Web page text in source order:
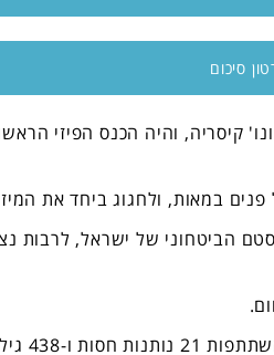
סיכום
התקיים בתאריך 23.11.21, במתחם 'יונו' קיסריה, והיה
במאות, ולחגוג ביחד את
הביטחוני של ישראל, לרבות
הכנס התקיים